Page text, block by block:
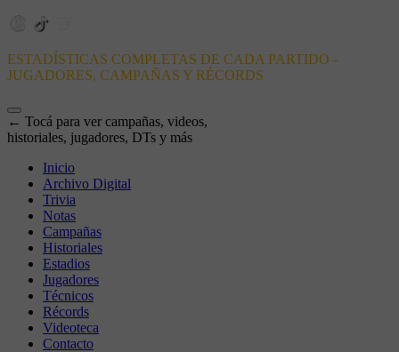
ESTADÍSTICAS COMPLETAS DE CADA PARTIDO -
JUGADORES, CAMPAÑAS Y RÉCORDS
← Tocá para ver campañas, videos,
historiales, jugadores, DTs y más
Inicio
Archivo Digital
Trivia
Notas
Campañas
Historiales
Estadios
Jugadores
Técnicos
Récords
Videoteca
Contacto